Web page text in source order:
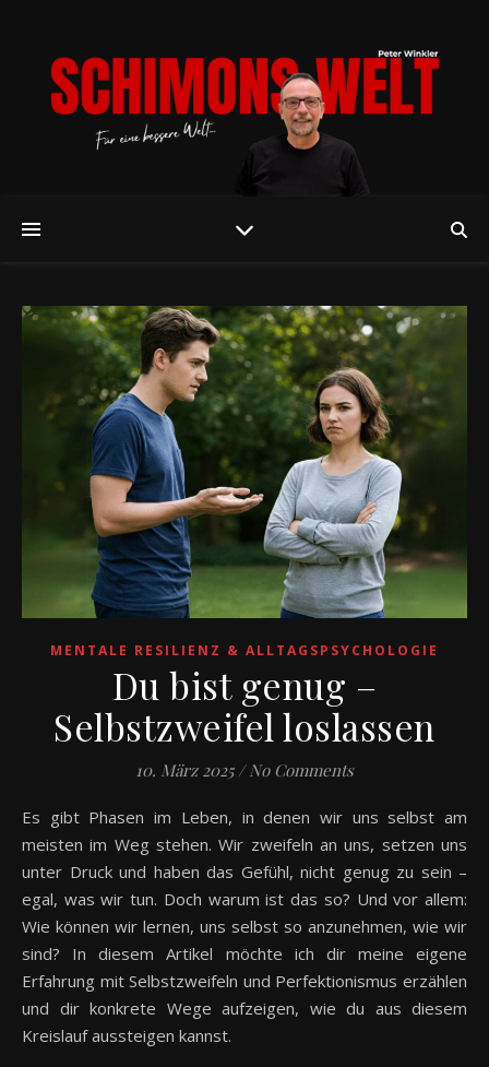
MENTALE RESILIENZ & ALLTAGSPSYCHOLOGIE
Du bist genug –
Selbstzweifel loslassen
10. März 2025 / No Comments
Es gibt Phasen im Leben, in denen wir uns selbst am
meisten im Weg stehen. Wir zweifeln an uns, setzen uns
unter Druck und haben das Gefühl, nicht genug zu sein –
egal, was wir tun. Doch warum ist das so? Und vor allem:
Wie können wir lernen, uns selbst so anzunehmen, wie wir
sind? In diesem Artikel möchte ich dir meine eigene
Erfahrung mit Selbstzweifeln und Perfektionismus erzählen
und dir konkrete Wege aufzeigen, wie du aus diesem
Kreislauf aussteigen kannst.